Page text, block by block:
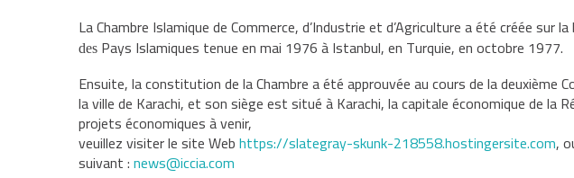
La Chambre Islamique de Commerce, d’Industrie et d’Agriculture a été créée sur
des Pays Islamiques tenue en mai 1976 à Istanbul, en Turquie, en octobre 1977.
Ensuite, la constitution de la Chambre a été approuvée au cours de la deuxième
la ville de Karachi, et son siège est situé à Karachi, la capitale économique de la
projets économiques à venir,
veuillez visiter le site Webhttps://slategray-skunk-218558.hostingersite.com,
suivant :news@iccia.com